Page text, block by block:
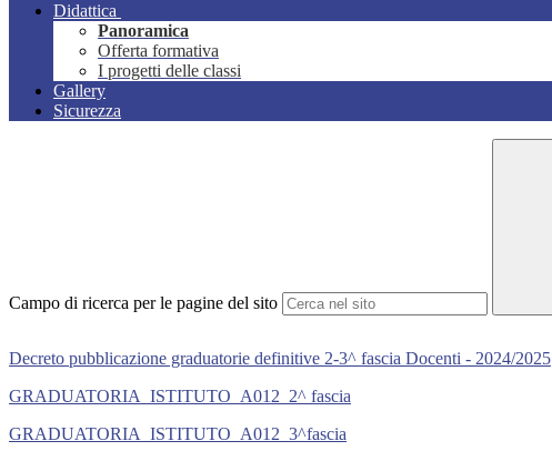
Didattica
Panoramica
Offerta formativa
I progetti delle classi
Gallery
Sicurezza
Campo di ricerca per le pagine del sito
Decreto pubblicazione graduatorie definitive 2-3^ fascia Docenti - 2024/2025
GRADUATORIA_ISTITUTO_A012_2^ fascia
GRADUATORIA_ISTITUTO_A012_3^fascia